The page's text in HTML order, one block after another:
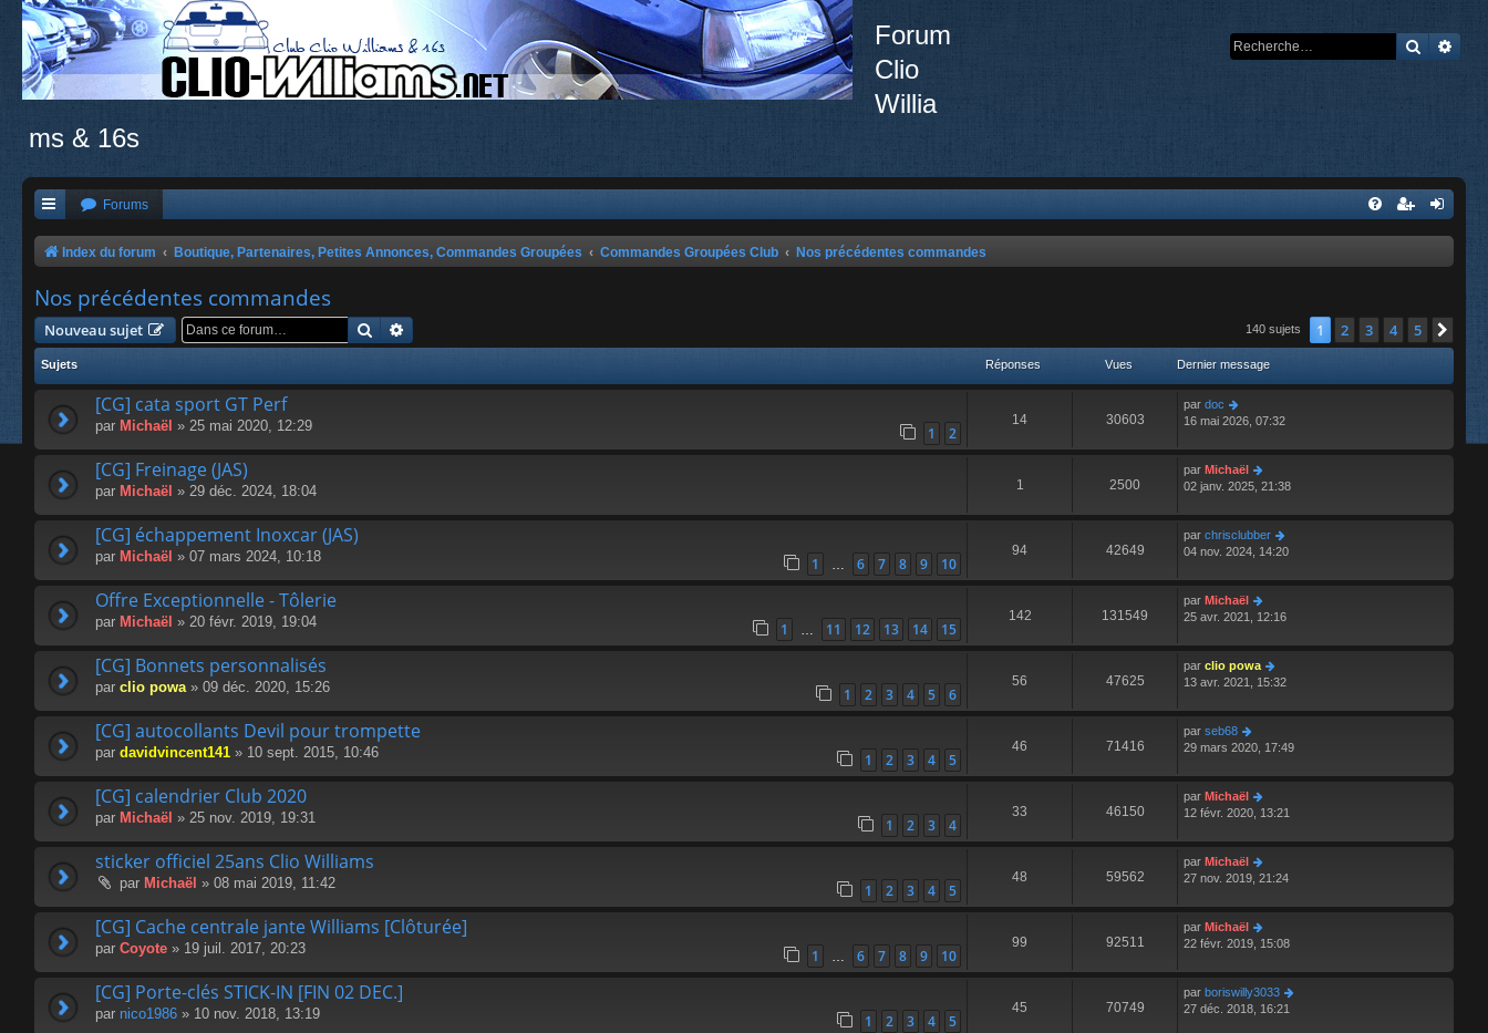
Forum
Clio
Willia
ms & 16s
Forums
Index du forum Boutique, Partenaires, Petites Annonces, Commandes Groupées Commandes Groupées Club Nos précédentes commandes
Nos précédentes commandes
Nouveau sujet Rechercher 140 sujets 1 2 3 4 5
Sujets Réponses Vues Dernier message
[CG] cata sport GT Perf
par Michaël » 25 mai 2020, 12:29 1 2
14 30603
par doc
16 mai 2026, 07:32
[CG] Freinage (JAS)
par Michaël » 29 déc. 2024, 18:04 1 2500
par Michaël
02 janv. 2025, 21:38
[CG] échappement Inoxcar (JAS)
par Michaël » 07 mars 2024, 10:18 1 … 6 7 8 9 10
94 42649
par chrisclubber
04 nov. 2024, 14:20
Offre Exceptionnelle - Tôlerie
par Michaël » 20 févr. 2019, 19:04 1 … 11 12 13 14 15
142 131549
par Michaël
25 avr. 2021, 12:16
[CG] Bonnets personnalisés
par clio powa» 09 déc. 2020, 15:26 1 2 3 4 5 6
56 47625
par clio powa
13 avr. 2021, 15:32
[CG] autocollants Devil pour trompette
par davidvincent141 » 10 sept. 2015, 10:46 1 2 3 4 5
46 71416
par seb68
29 mars 2020, 17:49
[CG] calendrier Club 2020
par Michaël » 25 nov. 2019, 19:31 1 2 3 4
33 46150
par Michaël
12 févr. 2020, 13:21
sticker officiel 25ans Clio Williams
par Michaël » 08 mai 2019, 11:42 1 2 3 4 5
48 59562
par Michaël
27 nov. 2019, 21:24
[CG] Cache centrale jante Williams [Clôturée]
par Coyote » 19 juil. 2017, 20:23 1 … 6 7 8 9 10
99 92511
par Michaël
22 févr. 2019, 15:08
[CG] Porte-clés STICK-IN [FIN 02 DEC.]
par nico1986 » 10 nov. 2018, 13:19 1 2 3 4 5
45 70749
par boriswilly3033
27 déc. 2018, 16:21